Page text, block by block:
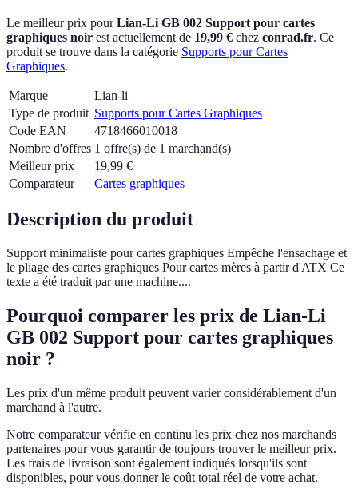
Le meilleur prix pourLian-Li GB 002 Support pour cartes
graphiques noir est actuellement de 19,99 € chez conrad.fr. Ce
produit se trouve dans la catégorie Supports pour Cartes
Graphiques.
Marque
Lian-li
Type de produit Supports pour Cartes Graphiques
Code EAN
4718466010018
Nombre d'offres 1 offre(s) de 1 marchand(s)
Meilleur prix
19,99 €
Comparateur
Cartes graphiques
Description du produit
Support minimaliste pour cartes graphiques Empêche l'ensachage et
le pliage des cartes graphiques Pour cartes mères à partir d'ATX Ce
texte a été traduit par une machine....
Pourquoi comparer les prix de Lian-Li
GB 002 Support pour cartes graphiques
noir ?
Les prix d'un même produit peuvent varier considérablement d'un
marchand à l'autre.
Notre comparateur vérifie en continu les prix chez nos marchands
partenaires pour vous garantir de toujours trouver le meilleur prix.
Les frais de livraison sont également indiqués lorsqu'ils sont
disponibles, pour vous donner le coût total réel de votre achat.